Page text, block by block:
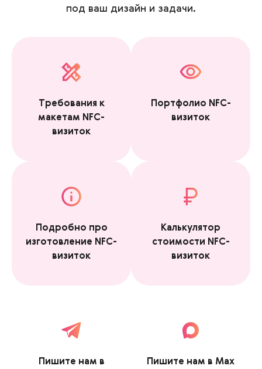
под ваш дизайн и задачи.
Требования к
макетам NFC-
визиток
Портфолио NFC-
визиток
Подробно про
изготовление NFC-
визиток
Калькулятор
стоимости NFC-
визиток
Пишите нам в
Пишите нам в Max